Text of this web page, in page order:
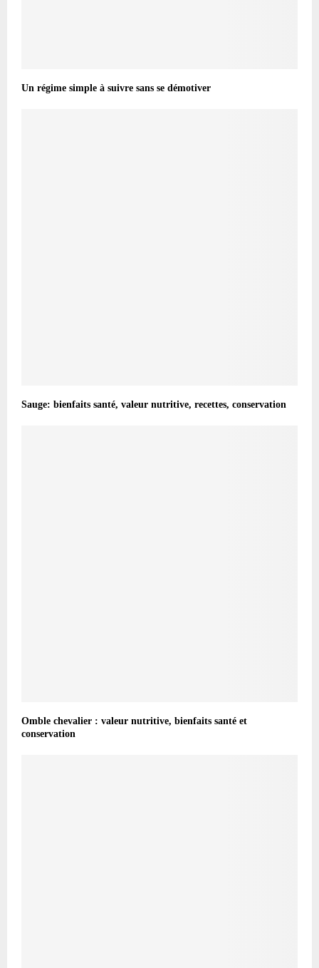
Un régime simple à suivre sans se démotiver
Sauge: bienfaits santé, valeur nutritive, recettes, conservation
Omble chevalier : valeur nutritive, bienfaits santé et
conservation